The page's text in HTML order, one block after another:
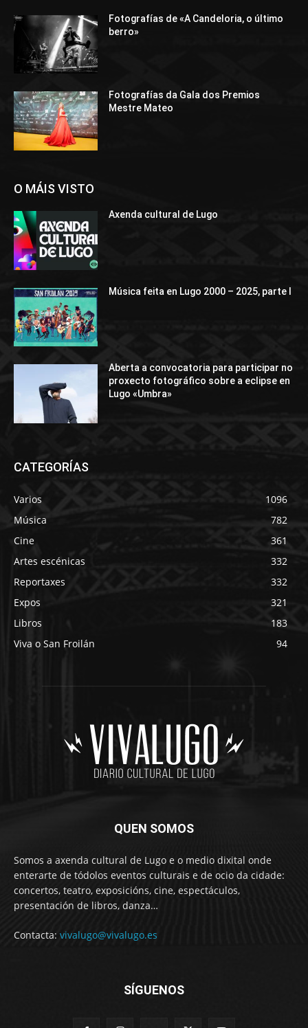
Fotografías de «A Candeloria, o último
berro»
Fotografías da Gala dos Premios
Mestre Mateo
O MÁIS VISTO
Axenda cultural de Lugo
Música feita en Lugo 2000 – 2025, parte I
Aberta a convocatoria para participar no
proxecto fotográfico sobre a eclipse en
Lugo «Umbra»
CATEGORÍAS
Varios
1096
Música
782
Cine
361
Artes escénicas
332
Reportaxes
332
Expos
321
Libros
183
Viva o San Froilán
94
QUEN SOMOS
Somos a axenda cultural de Lugo e o medio dixital onde
enterarte de tódolos eventos culturais e de ocio da cidade:
concertos, teatro, exposicións, cine, espectáculos,
presentación de libros, danza…
Contacta: vivalugo@vivalugo.es
SÍGUENOS